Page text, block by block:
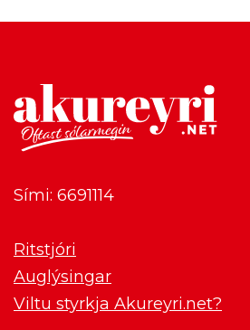
Sími: 6691114
Ritstjóri
Auglýsingar
Viltu styrkja Akureyri.net?